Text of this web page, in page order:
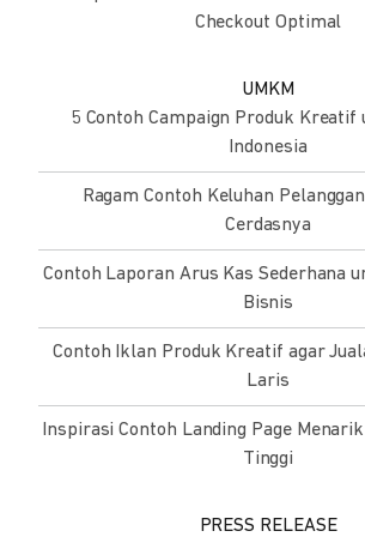
Checkout Optimal
UMKM
5 Contoh Campaign Produk Kreatif
Indonesia
Ragam Contoh Keluhan
Cerdasnya
Contoh Laporan Arus Kas Sederhana
Bisnis
Contoh Iklan Produk Kreatif agar
Laris
Inspirasi Contoh Landing Page
Tinggi
PRESS RELEASE